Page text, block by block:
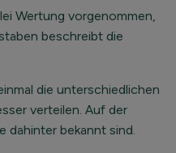
Wertung vorgenommen,
beschreibt die
die unterschiedlichen
verteilen. Auf der
dahinter bekannt sind.